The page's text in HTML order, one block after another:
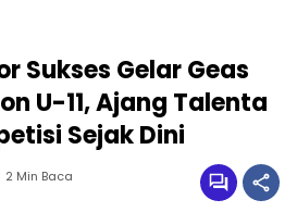
Sukses Gelar Geas
U-11, Ajang Talenta
Sejak Dini
2 Min Baca